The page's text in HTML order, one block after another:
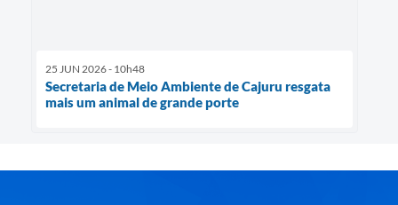
25 JUN 2026 - 10h48
Secretaria de Meio Ambiente de Cajuru resgata
mais um animal de grande porte